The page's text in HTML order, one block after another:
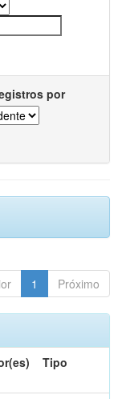
por
1 Próximo
Tipo